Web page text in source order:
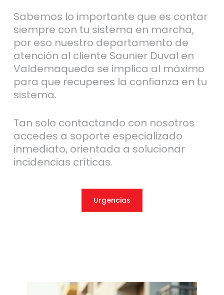
Sabemos lo importante que es contar
siempre con tu sistema en marcha,
por eso nuestro departamento de
atención al cliente Saunier Duval en
Valdemaqueda se implica al máximo
para que recuperes la confianza en tu
sistema.
Tan solo contactando con nosotros
accedes a soporte especializado
inmediato, orientada a solucionar
incidencias críticas.
Urgencias